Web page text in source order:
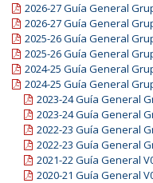
2026-27 Guía General
2026-27 Guía General
2025-26 Guía General
2025-26 Guía General
2024-25 Guía General
2024-25 Guía General
2023-24 Guía General
2023-24 Guía General
2022-23 Guía General
2022-23 Guía General
2021-22 Guía General
2020-21 Guía General